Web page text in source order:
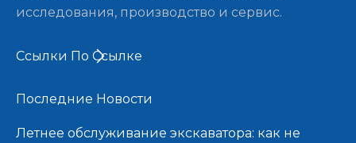
исследования, производство и сервис.
Ссылки По Ссылке
Последние Новости​​​​​​​
Летнее обслуживание экскаватора: как не